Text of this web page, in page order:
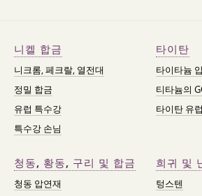
니켈 합금
니크롬, 페크랄, 열전대
정밀 합금
유럽 특수강
특수강 손님
타이탄
타이타늄
티타늄의
타이탄 유럽
청동, 황동, 구리 및 합금
청동 압연재
희귀 및
텅스텐